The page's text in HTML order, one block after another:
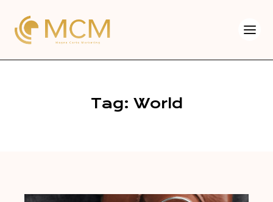
Tag: World